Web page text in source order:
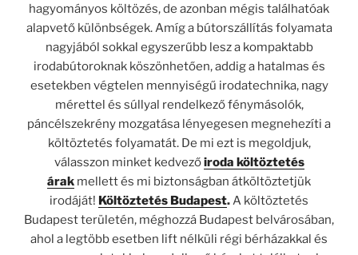
hagyományos költözés, de azonban mégis találhatóak
alapvető különbségek. Amíg a bútorszállítás folyamata
nagyjából sokkal egyszerűbb lesz a kompaktabb
irodabútoroknak köszönhetően, addig a hatalmas és
esetekben végtelen mennyiségű irodatechnika, nagy
mérettel és súllyal rendelkező fénymásolók,
páncélszekrény mozgatása lényegesen megnehezíti a
költöztetés folyamatát. De mi ezt is megoldjuk,
válasszon minket kedvezőiroda költöztetés
árak mellett és mi biztonságban átköltöztetjük
irodáját! Költöztetés Budapest.A költöztetés
Budapest területén, méghozzá Budapest belvárosában,
ahol a legtöbb esetben lift nélküli régi bérházakkal és